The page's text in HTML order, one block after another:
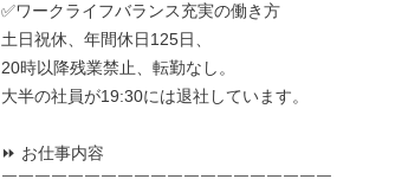
✅ワークライフバランス充実の働き方
土日祝休、年間休日125日、
20時以降残業禁止、転勤なし。
大半の社員が19:30には退社しています。
⏩ お仕事内容
￣￣￣￣￣￣￣￣￣￣￣￣￣￣￣￣￣￣￣￣